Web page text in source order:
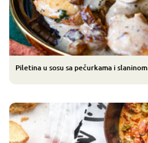
Piletina u sosu sa pečurkama i slaninom